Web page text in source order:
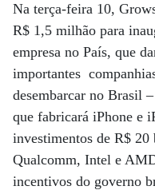
Na terça-feira 10,
R$ 1,5 milhão para
empresa no País, que
importantes
desembarcar no Brasil
que fabricará iPhone e
investimentos de R$ 20
Qualcomm, Intel e
incentivos do governo